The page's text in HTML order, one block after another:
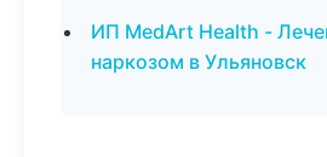
ИП MedArt Health -
наркозом в Ульяновск